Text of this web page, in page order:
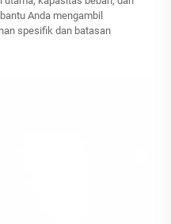
Anda mengambil
spesifik dan batasan